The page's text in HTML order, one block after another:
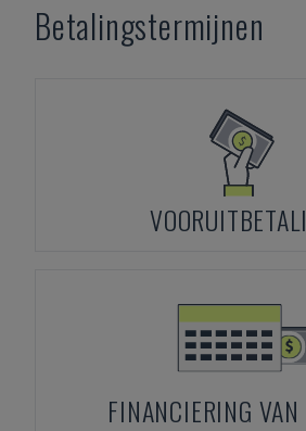
Betalingstermijnen
FINANCIERING